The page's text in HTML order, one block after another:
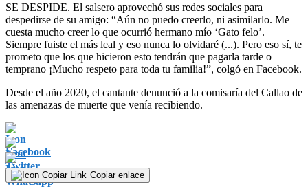
SE DESPIDE. El salsero aprovechó sus redes sociales para
despedirse de su amigo: “Aún no puedo creerlo, ni asimilarlo. Me
cuesta mucho creer lo que ocurrió hermano mío ‘Gato felo’.
Siempre fuiste el más leal y eso nunca lo olvidaré (...). Pero eso sí, te
prometo que los que hicieron esto tendrán que pagarla tarde o
temprano ¡Mucho respeto para toda tu familia!”, colgó en Facebook.
Desde el año 2020, el cantante denunció a la comisaría del Callao de
las amenazas de muerte que venía recibiendo.
Copiar enlace